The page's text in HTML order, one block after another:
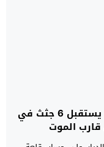
الناظور: مستودع الأموات بالحسني يستقبل 6 جثث في
قارب الموت